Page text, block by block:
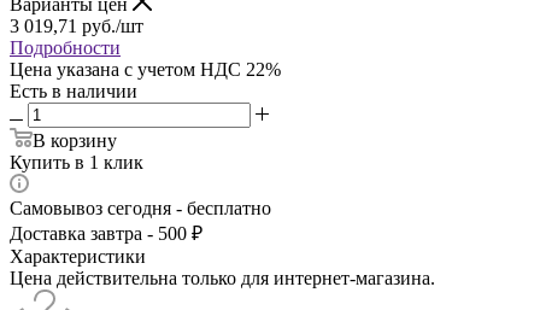
3 019,71 руб./шт
Подробности
Цена указана с учетом НДС 22%
Есть в наличии
В корзину
Купить в 1 клик
Самовывоз сегодня - бесплатно
Доставка завтра - 500 ₽
Характеристики
Цена действительна только для интернет-магазина.